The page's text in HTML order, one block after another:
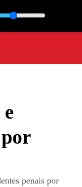
penais por